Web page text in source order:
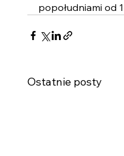
popołudniami od
Ostatnie posty